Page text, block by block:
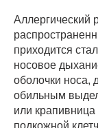
Аллергический
приходится
носовое
оболочки носа,
обильным
или